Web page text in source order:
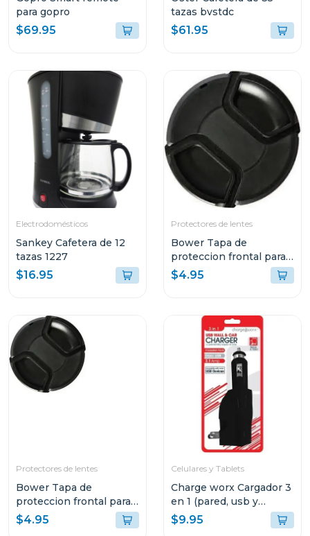
para gopro
$69.95
tazas bvstdc
$61.95
Electrodomésticos
Sankey Cafetera de 12
tazas 1227
$16.95
Protectores de lentes
Bower Tapa de
proteccion frontal para
lentes 67mm
$4.95
Protectores de lentes
Bower Tapa de
proteccion frontal para
lentes 72mm
$4.95
Celulares y Tablets
Charge worx Cargador 3
en 1 (pared, usb y
cargador de coche)
cx3025
$9.95